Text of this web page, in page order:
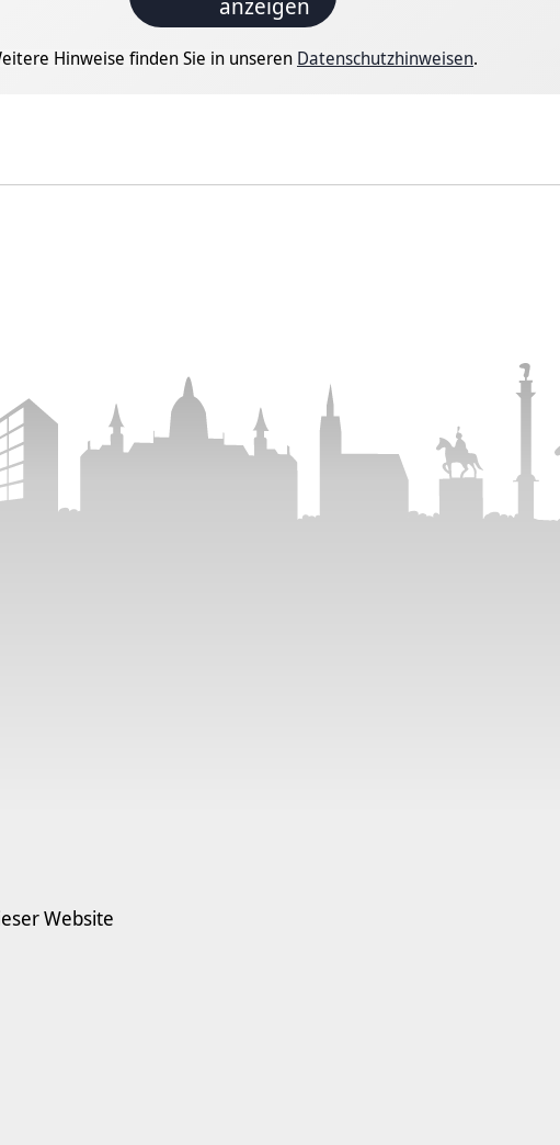
anzeigen
Hinweise finden Sie in unseren Datenschutzhinweisen.
Website